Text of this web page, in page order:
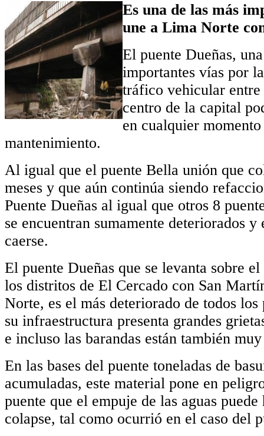
Es una de las más
une a Lima Norte
El puente Dueñas,
importantes vías por
tráfico vehicular
centro de la capital
en cualquier
mantenimiento.
Al igual que el puente Bella unión que
meses y que aún continúa siendo
Puente Dueñas al igual que otros 8
se encuentran sumamente deteriorados y
caerse.
El puente Dueñas que se levanta sobre
los distritos de El Cercado con San
Norte, es el más deteriorado de todos
su infraestructura presenta grandes
e incluso las barandas están también
En las bases del puente toneladas de
acumuladas, este material pone en
puente que el empuje de las aguas puede
colapse, tal como ocurrió en el caso del